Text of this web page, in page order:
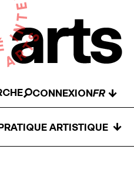
CONNEXION ↓
ARTISTIQUE ↓